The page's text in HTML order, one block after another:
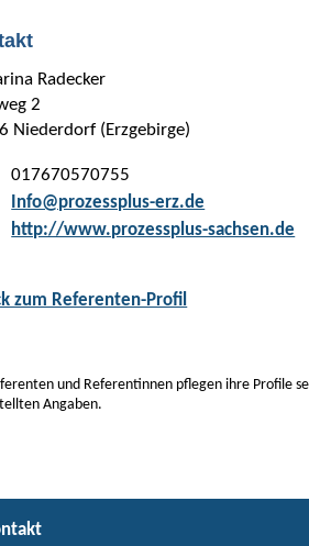
Radecker
2
Niederdorf (Erzgebirge)
017670570755
Info@prozessplus-erz.de
http://www.prozessplus-sachsen.de
zum Referenten-Profil
und Referentinnen pflegen ihre Profile
Angaben.